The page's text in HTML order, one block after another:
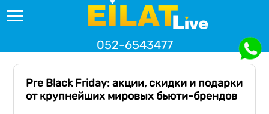
052-6543477
Pre Black Friday: акции, скидки и подарки
от крупнейших мировых бьюти-брендов